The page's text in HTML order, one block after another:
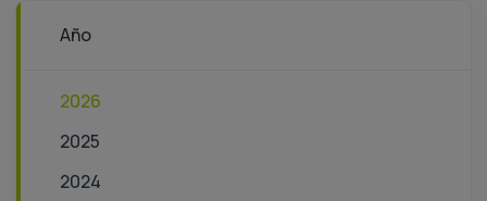
Año
2026
2025
2024